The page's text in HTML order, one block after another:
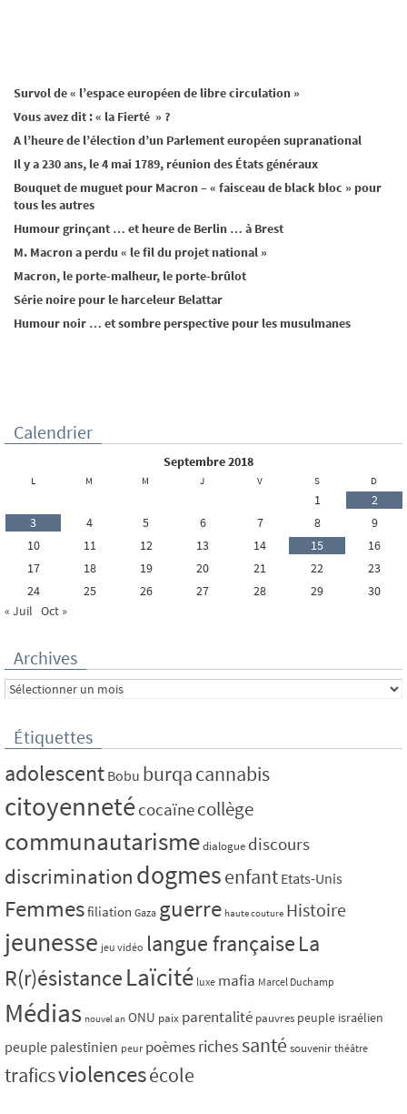
Survol de « l’espace européen de libre circulation »
Vous avez dit : « la Fierté » ?
A l’heure de l’élection d’un Parlement européen supranational
Il y a 230 ans, le 4 mai 1789, réunion des États généraux
Bouquet de muguet pour Macron – « faisceau de black bloc » pour
tous les autres
Humour grinçant … et heure de Berlin … à Brest
M. Macron a perdu « le fil du projet national »
Macron, le porte-malheur, le porte-brûlot
Série noire pour le harceleur Belattar
Humour noir … et sombre perspective pour les musulmanes
Calendrier
septembre 2018
L M M J V S D
1
2
3
4 5 6 7 8
9
10
11 12 13 14 15
16
17
18 19 20 21 22
23
24
25 26 27 28 29
30
« Juil Oct »
Archives
Archives
Étiquettes
adolescent Bobu burqacannabis
citoyennetécocaïnecollège
communautarismedialogue discours
discrimination dogmesenfant Etats-Unis
Femmesfiliation Gaza guerre haute couture Histoire
jeunesse jeu vidéo langue française La
R(r)ésistanceLaïcité luxe mafia Marcel Duchamp
Médias nouvel an ONU paix parentalité pauvres peuple israélien
peuple palestinien peur poèmesriches santé souvenir théâtre
traficsviolencesécole